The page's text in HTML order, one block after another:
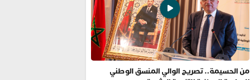
من الحسيمة.. تصريح الوالي المنسق الوطني